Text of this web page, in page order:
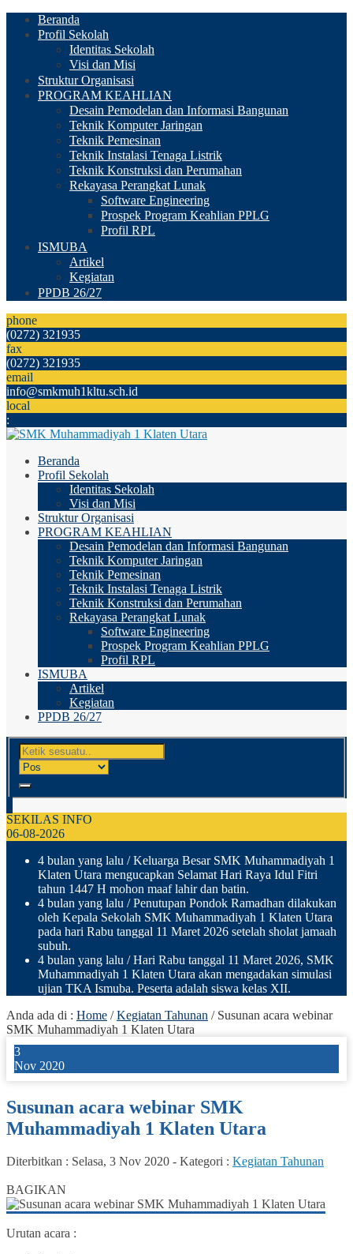
Beranda
Profil Sekolah
Identitas Sekolah
Visi dan Misi
Struktur Organisasi
PROGRAM KEAHLIAN
Desain Pemodelan dan Informasi Bangunan
Teknik Komputer Jaringan
Teknik Pemesinan
Teknik Instalasi Tenaga Listrik
Teknik Konstruksi dan Perumahan
Rekayasa Perangkat Lunak
Software Engineering
Prospek Program Keahlian PPLG
Profil RPL
ISMUBA
Artikel
Kegiatan
PPDB 26/27
phone
(0272) 321935
fax
(0272) 321935
email
info@smkmuh1kltu.sch.id
local
:
Beranda
Profil Sekolah
Identitas Sekolah
Visi dan Misi
Struktur Organisasi
PROGRAM KEAHLIAN
Desain Pemodelan dan Informasi Bangunan
Teknik Komputer Jaringan
Teknik Pemesinan
Teknik Instalasi Tenaga Listrik
Teknik Konstruksi dan Perumahan
Rekayasa Perangkat Lunak
Software Engineering
Prospek Program Keahlian PPLG
Profil RPL
ISMUBA
Artikel
Kegiatan
PPDB 26/27
SEKILAS INFO
06-08-2026
4 bulan yang lalu / Keluarga Besar SMK Muhammadiyah 1
Klaten Utara mengucapkan Selamat Hari Raya Idul Fitri
tahun 1447 H mohon maaf lahir dan batin.
4 bulan yang lalu / Penutupan Pondok Ramadhan dilakukan
oleh Kepala Sekolah SMK Muhammadiyah 1 Klaten Utara
pada hari Rabu tanggal 11 Maret 2026 setelah sholat jamaah
subuh.
4 bulan yang lalu / Hari Rabu tanggal 11 Maret 2026, SMK
Muhammadiyah 1 Klaten Utara akan mengadakan simulasi
ujian TKA Ismuba. Peserta adalah siswa kelas XII.
Anda ada di : Home /Kegiatan Tahunan / Susunan acara webinar
SMK Muhammadiyah 1 Klaten Utara
3
Nov 2020
Susunan acara webinar SMK
Muhammadiyah 1 Klaten Utara
Diterbitkan : Selasa, 3 Nov 2020 - Kategori : Kegiatan Tahunan
BAGIKAN
Urutan acara :